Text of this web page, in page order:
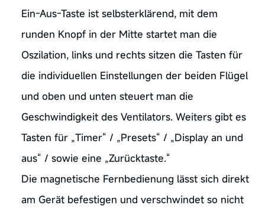
Ein-Aus-Taste ist selbsterklärend, mit dem
runden Knopf in der Mitte startet man die
Oszilation, links und rechts sitzen die Tasten für
die individuellen Einstellungen der beiden Flügel
und oben und unten steuert man die
Geschwindigkeit des Ventilators. Weiters gibt es
Tasten für „Timer“ / „Presets“ / „Display an und
aus“ / sowie eine „Zurücktaste.“
Die magnetische Fernbedienung lässt sich direkt
am Gerät befestigen und verschwindet so nicht